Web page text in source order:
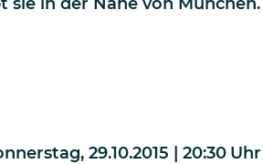
29.10.2015 | 20:30 Uhr